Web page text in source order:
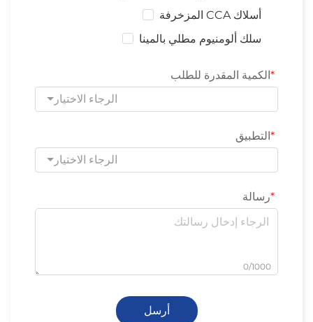
أسلاك CCA المزخرفة
سلك ألومنيوم مطلي بالمينا
الكمية المقدرة للطلب
الرجاء الاختيار
التطبيق
الرجاء الاختيار
رسالة
0/1000
أرسل